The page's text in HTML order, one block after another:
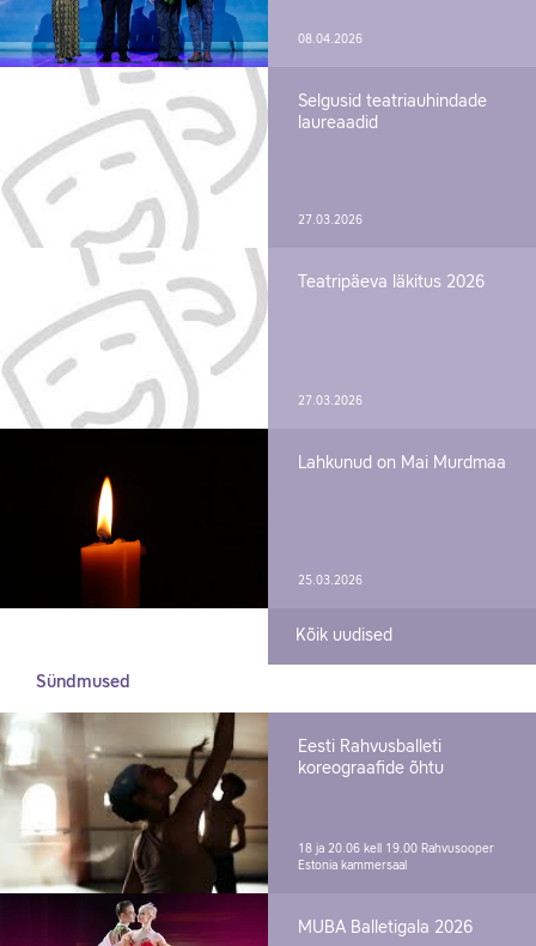
08.04.2026
Selgusid teatriauhindade
laureaadid
27.03.2026
Teatripäeva läkitus 2026
27.03.2026
Lahkunud on Mai Murdmaa
25.03.2026
Kõik uudised
Sündmused
Eesti Rahvusballeti
koreograafide õhtu
18 ja 20.06 kell 19.00 Rahvusooper
Estonia kammersaal
MUBA Balletigala 2026